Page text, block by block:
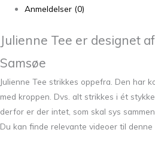
Anmeldelser (0)
Julienne Tee er designet
Samsøe
Julienne Tee strikkes oppefra. Den har
med kroppen. Dvs. alt strikkes i ét
derfor er der intet, som skal sys sammen.
Du kan finde relevante videoer til